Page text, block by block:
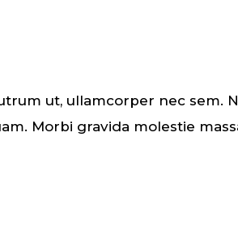
ut, ullamcorper nec sem.
Morbi gravida molestie